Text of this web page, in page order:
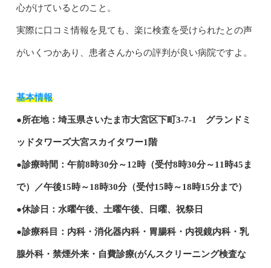
心がけているとのこと。
実際に口コミ情報を見ても、楽に検査を受けられたとの声
がいくつかあり、患者さんからの評判が良い病院ですよ。
基本情報
●所在地：埼玉県さいたま市大宮区下町3-7-1 グランドミ
ッドタワーズ大宮スカイタワー1階
●診療時間：午前8時30分～12時（受付8時30分～11時45ま
で）／午後15時～18時30分（受付15時～18時15分まで）
●休診日：水曜午後、土曜午後、日曜、祝祭日
●診療科目：内科・消化器内科・胃腸科・内視鏡内科・乳
腺外科・禁煙外来・自費診療(がんスクリーニング検査な